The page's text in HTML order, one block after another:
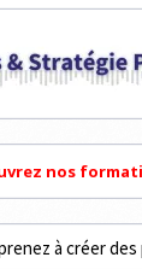
nos
à créer